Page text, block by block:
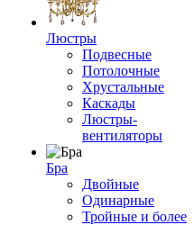
Люстры
Подвесные
Потолочные
Хрустальные
Каскады
Люстры-
вентиляторы
Бра
Двойные
Одинарные
Тройные и более